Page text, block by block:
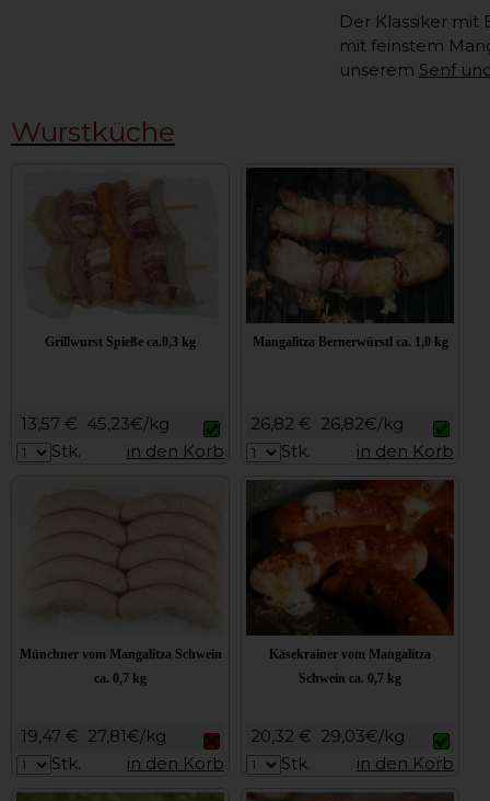
Der Klassiker mit
mit feinstem
unserem Senf
Wurstküche
Grillwurst Spieße ca.0,3 kg
13,57 € 45,23€/kg
Stk.
in den Korb
Mangalitza Bernerwürstl ca. 1,0 kg
26,82 € 26,82€/kg
Stk.
in den Korb
Münchner vom Mangalitza Schwein
ca. 0,7 kg
19,47 € 27,81€/kg
Stk.
in den Korb
Käsekrainer vom Mangalitza
Schwein ca. 0,7 kg
20,32 € 29,03€/kg
Stk.
in den Korb